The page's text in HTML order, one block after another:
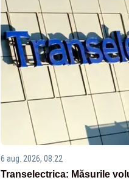
6 aug. 2026, 08:22
Transelectrica: Măsurile